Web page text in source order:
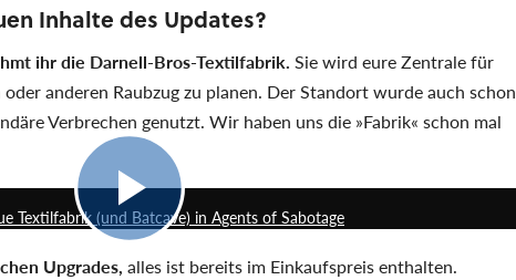
Inhalte des Updates?
ihr die Darnell-Bros-Textilfabrik. Sie wird eure Zentrale für
anderen Raubzug zu planen. Der Standort wurde auch schon
Verbrechen genutzt. Wir haben uns die Fabrik schon mal
Textilfabrik (und Batcave) in Agents of Sabotage
Upgrades, alles ist bereits im Einkaufspreis enthalten.